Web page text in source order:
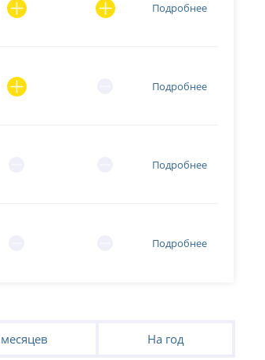
Подробнее
Подробнее
Подробнее
Подробнее
На год